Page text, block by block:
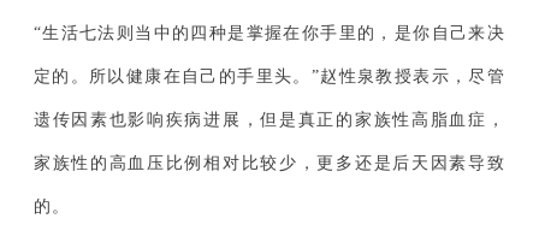
“生活七法则当中的四种是掌握在你手里的，是你自己来决
定的。所以健康在自己的手里头。”赵性泉教授表示，尽管
遗传因素也影响疾病进展，但是真正的家族性高脂血症，
家族性的高血压比例相对比较少，更多还是后天因素导致
的。